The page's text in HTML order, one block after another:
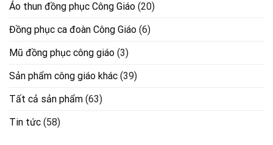
Áo thun đồng phục Công Giáo (20)
Đồng phục ca đoàn Công Giáo (6)
Mũ đồng phục công giáo (3)
Sản phẩm công giáo khác (39)
Tất cả sản phẩm (63)
Tin tức (58)